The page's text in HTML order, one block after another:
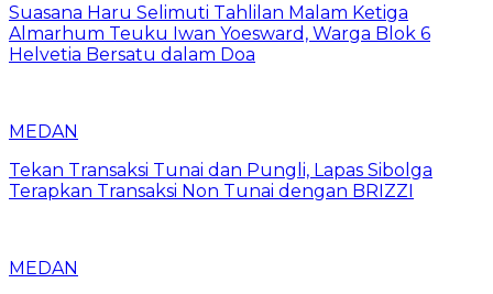
Suasana Haru Selimuti Tahlilan Malam Ketiga
Almarhum Teuku Iwan Yoesward, Warga Blok 6
Helvetia Bersatu dalam Doa
MEDAN
Tekan Transaksi Tunai dan Pungli, Lapas Sibolga
Terapkan Transaksi Non Tunai dengan BRIZZI
MEDAN